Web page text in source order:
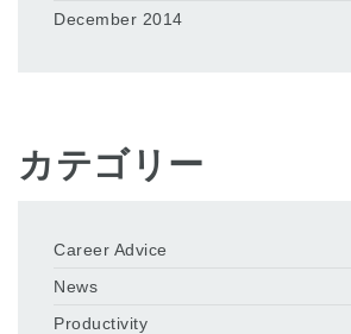
December 2014
カテゴリー
Career Advice
News
Productivity